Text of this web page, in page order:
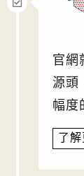
官網
源頭
幅度
了